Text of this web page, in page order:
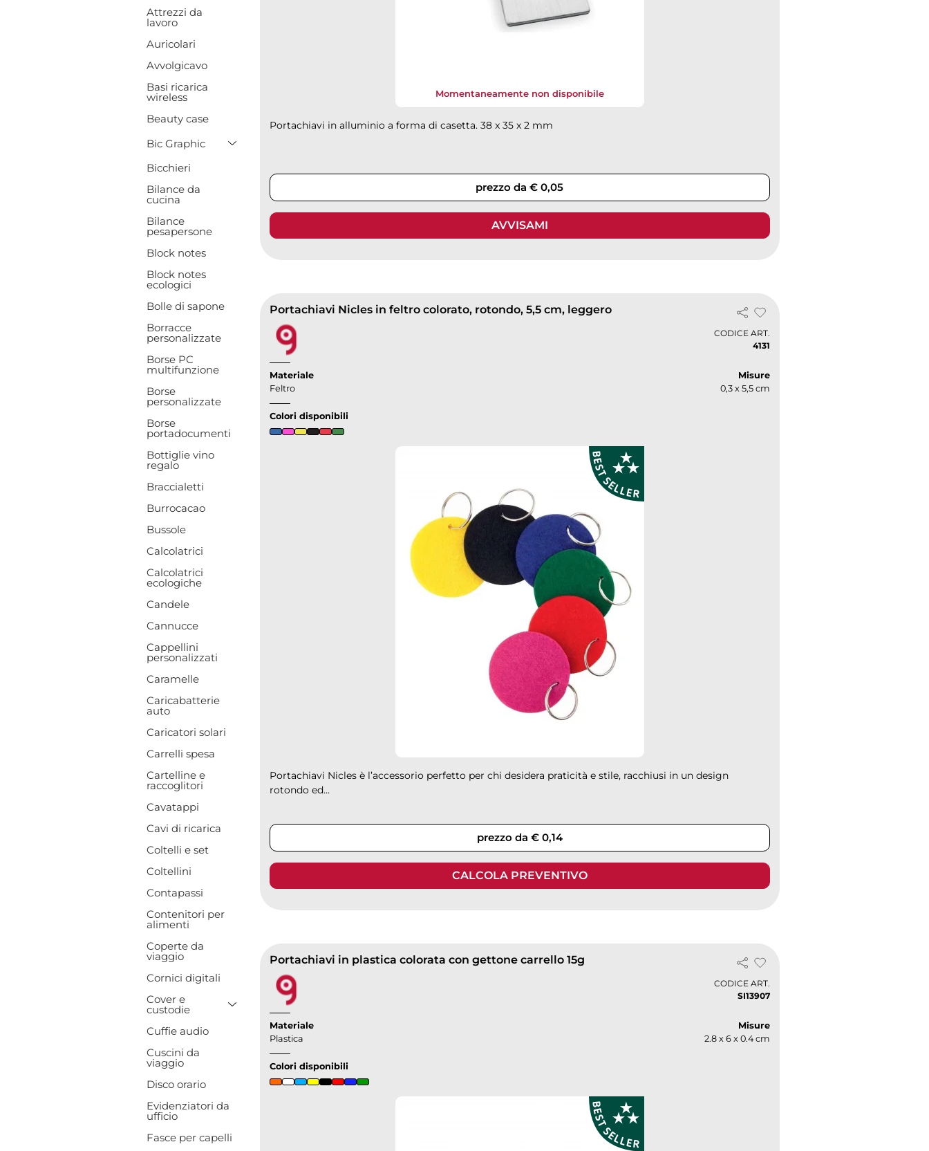
Attrezzi da
lavoro
Auricolari
Avvolgicavo
Basi ricarica
wireless
Beauty case
Bic Graphic
Toggle Dropdown
Bicchieri
Bilance da
cucina
Bilance
pesapersone
Block notes
Block notes
ecologici
Bolle di sapone
Borracce
personalizzate
Borse PC
multifunzione
Borse
personalizzate
Borse
portadocumenti
Bottiglie vino
regalo
Braccialetti
Burrocacao
Bussole
Calcolatrici
Calcolatrici
ecologiche
Candele
Cannucce
Cappellini
personalizzati
Caramelle
Caricabatterie
auto
Caricatori solari
Carrelli spesa
Cartelline e
raccoglitori
Cavatappi
Cavi di ricarica
Coltelli e set
Coltellini
Contapassi
Contenitori per
alimenti
Coperte da
viaggio
Cornici digitali
Cover e
custodie
Toggle Dropdown
Cuffie audio
Cuscini da
viaggio
Disco orario
Evidenziatori da
ufficio
Fasce per capelli
Momentaneamente non disponibile
Portachiavi in ​​alluminio a forma di casetta. 38 x 35 x 2 mm
prezzo da € 0,05
AVVISAMI
Portachiavi Nicles in feltro colorato, rotondo, 5,5 cm, leggero
CODICE ART.
4131
Materiale
Feltro
Misure
0,3 x 5,5 cm
Colori disponibili
Portachiavi Nicles è l’accessorio perfetto per chi desidera praticità e stile, racchiusi in un design
rotondo ed...
prezzo da € 0,14
CALCOLA PREVENTIVO
Portachiavi in plastica colorata con gettone carrello 15g
CODICE ART.
SI13907
Materiale
Plastica
Misure
2.8 x 6 x 0.4 cm
Colori disponibili